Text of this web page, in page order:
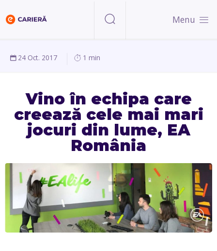
Menu
24 Oct. 2017 1 min
Vino în echipa care
creează cele mai mari
jocuri din lume, EA
România